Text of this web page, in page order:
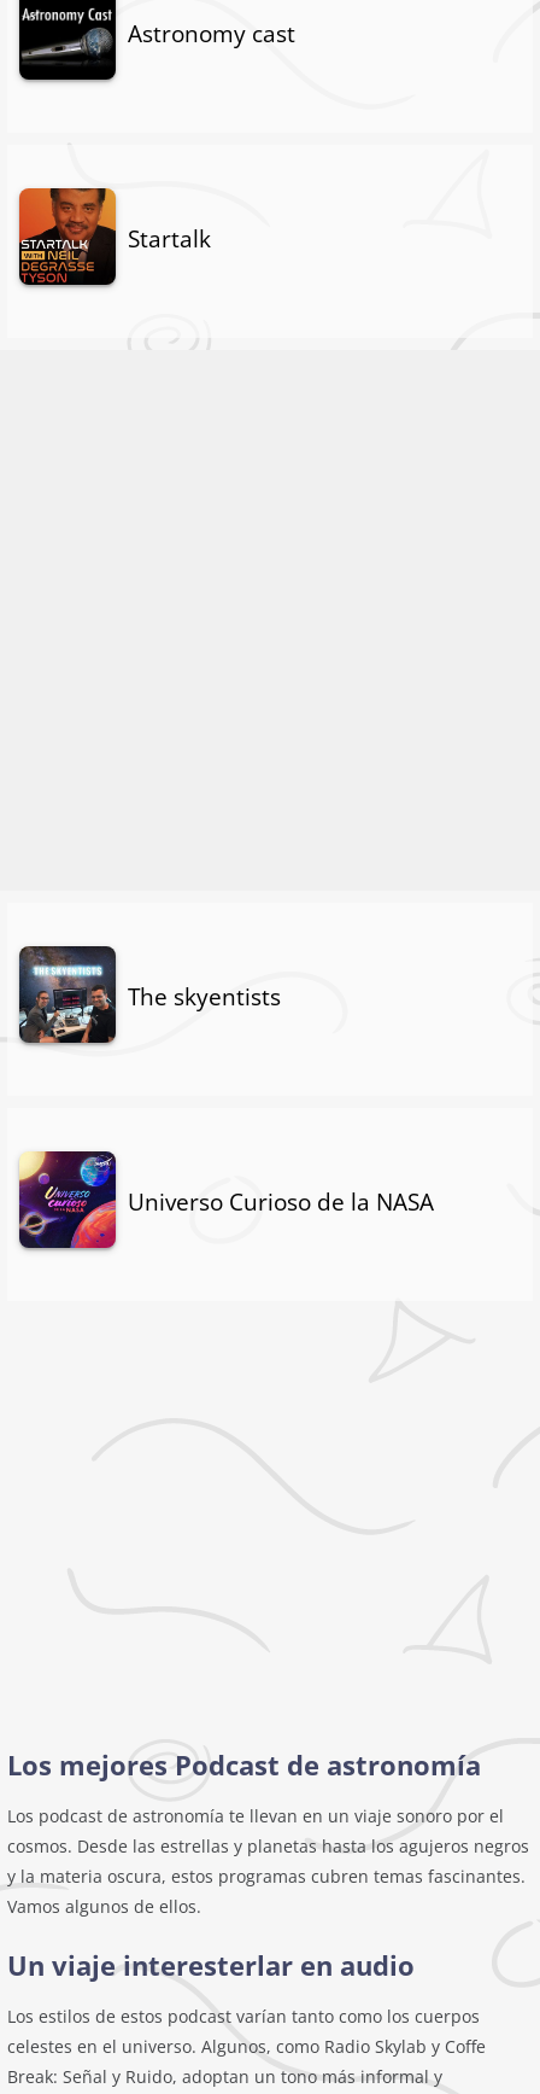
Astronomy cast
Startalk
The skyentists
Universo Curioso de la NASA
Los mejores Podcast de astronomía
Los podcast de astronomía te llevan en un viaje sonoro por el
cosmos. Desde las estrellas y planetas hasta los agujeros negros
y la materia oscura, estos programas cubren temas fascinantes.
Vamos algunos de ellos.
Un viaje interesterlar en audio
Los estilos de estos podcast varían tanto como los cuerpos
celestes en el universo. Algunos, como Radio Skylab y Coffe
Break: Señal y Ruido, adoptan un tono más informal y